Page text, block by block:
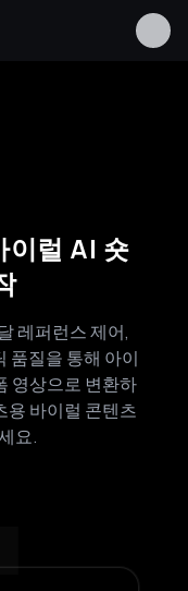
이럴 AI 숏
레퍼런스 제어,
품질을 통해 아이
영상으로 변환하
용 바이럴 콘텐츠
요.